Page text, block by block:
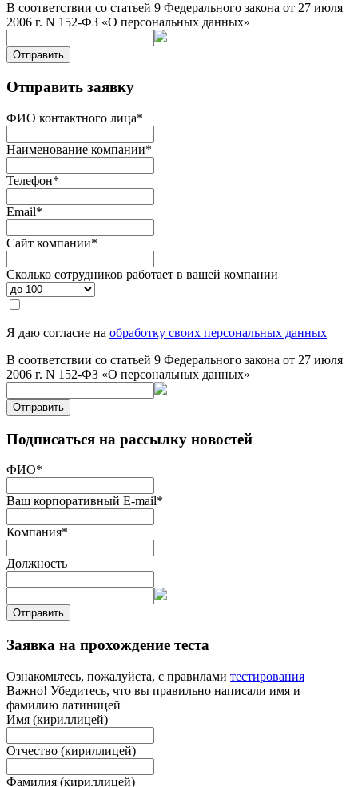
В соответствии со статьей 9 Федерального закона от 27 июля
2006 г. N 152-ФЗ «О персональных данных»
Отправить
Отправить заявку
ФИО контактного лица*
Наименование компании*
Телефон*
Email*
Сайт компании*
Сколько сотрудников работает в вашей компании
Я даю согласие на обработку своих персональных данных
В соответствии со статьей 9 Федерального закона от 27 июля
2006 г. N 152-ФЗ «О персональных данных»
Отправить
Подписаться на рассылку новостей
ФИО*
Ваш корпоративный E-mail*
Компания*
Должность
Отправить
Заявка на прохождение теста
Ознакомьтесь, пожалуйста, с правилами тестирования
Важно! Убедитесь, что вы правильно написали имя и
фамилию латиницей
Имя (кириллицей)
Отчество (кириллицей)
Фамилия (кириллицей)